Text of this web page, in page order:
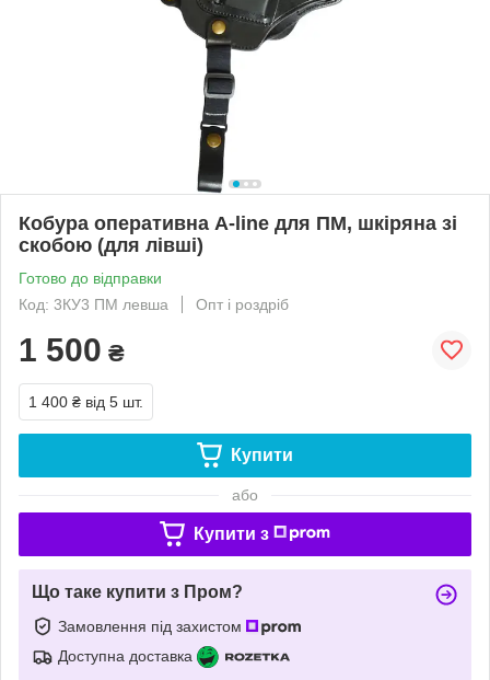
Кобура оперативна A-line для ПМ, шкіряна зі
скобою (для лівші)
Готово до відправки
Код: 3КУ3 ПМ левша
Опт і роздріб
1 500 ₴
1 400 ₴ від 5 шт.
Купити
або
Купити з
Що таке купити з Пром?
Замовлення під захистом
Доступна доставка